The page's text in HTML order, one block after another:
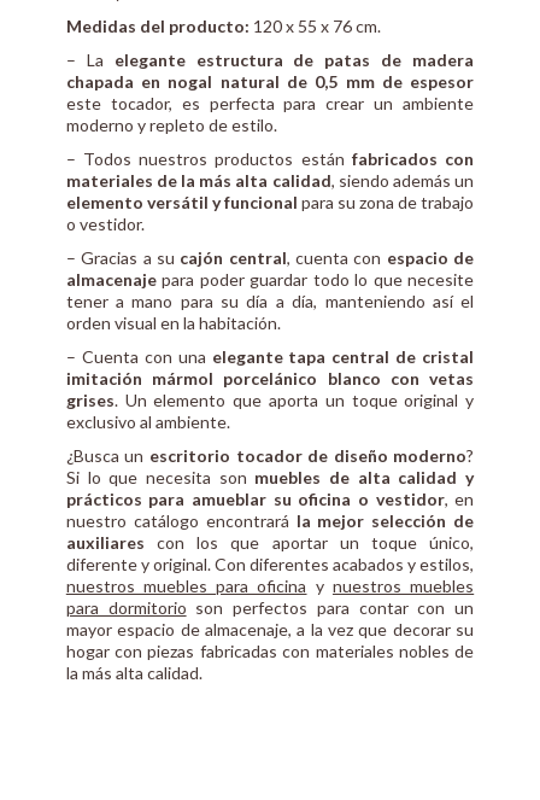
Medidas del producto: 120 x 55 x 76 cm.
– La elegante estructura de patas de madera
chapada en nogal natural de 0,5 mm de espesor
este tocador, es perfecta para crear un ambiente
moderno y repleto de estilo.
– Todos nuestros productos están fabricados con
materiales de la más alta calidad, siendo además un
elemento versátil y funcional para su zona de trabajo
o vestidor.
– Gracias a su cajón central, cuenta con espacio de
almacenajepara poder guardar todo lo que necesite
tener a mano para su día a día, manteniendo así el
orden visual en la habitación.
– Cuenta con una elegante tapa central de cristal
imitación mármol porcelánico blanco con vetas
grises. Un elemento que aporta un toque original y
exclusivo al ambiente.
¿Busca un escritorio tocador de diseño moderno?
Si lo que necesita son muebles de alta calidad y
prácticos para amueblar su oficina o vestidor, en
nuestro catálogo encontrará la mejor selección de
auxiliares con los que aportar un toque único,
diferente y original. Con diferentes acabados y estilos,
nuestros muebles para oficina y nuestros muebles
para dormitorio son perfectos para contar con un
mayor espacio de almacenaje, a la vez que decorar su
hogar con piezas fabricadas con materiales nobles de
la más alta calidad.